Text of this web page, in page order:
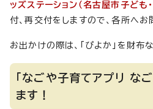
ッズステーション（名古屋市子ども
付、再交付をしますので、各所へお
お出かけの際は、「ぴよか」を財布
「なごや子育てアプリ な
ます！